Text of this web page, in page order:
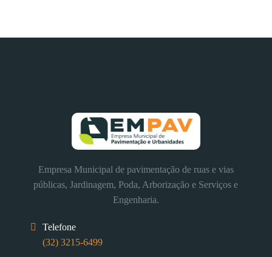
Empresa Municipal de pavimentação de ruas e vias
públicas, Jardinagem, Poda, Arborização e Serviços e
Engenharia.
Telefone
(32) 3215-6499